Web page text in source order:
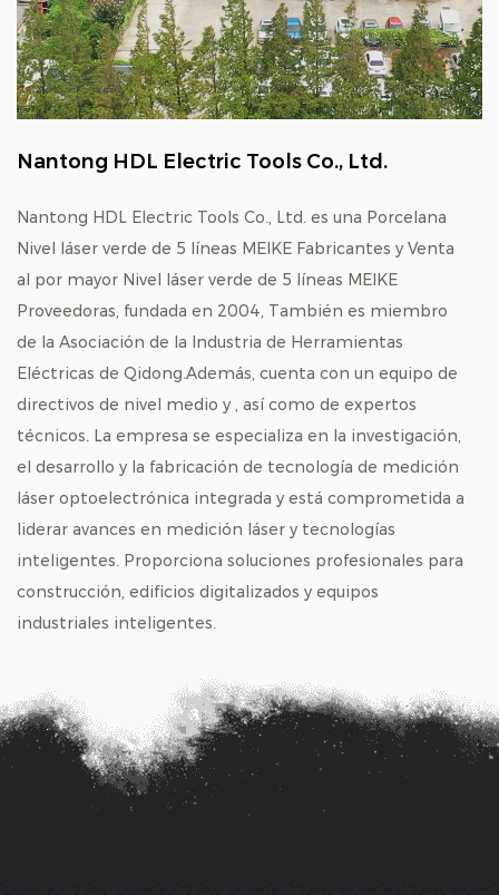
Nantong HDL Electric Tools Co., Ltd.
Nantong HDL Electric Tools Co., Ltd. es una Porcelana
Nivel láser verde de 5 líneas MEIKE Fabricantes y Venta
al por mayor Nivel láser verde de 5 líneas MEIKE
Proveedoras, fundada en 2004, También es miembro
de la Asociación de la Industria de Herramientas
Eléctricas de Qidong.Además, cuenta con un equipo de
directivos de nivel medio y , así como de expertos
técnicos. La empresa se especializa en la investigación,
el desarrollo y la fabricación de tecnología de medición
láser optoelectrónica integrada y está comprometida a
liderar avances en medición láser y tecnologías
inteligentes. Proporciona soluciones profesionales para
construcción, edificios digitalizados y equipos
industriales inteligentes.